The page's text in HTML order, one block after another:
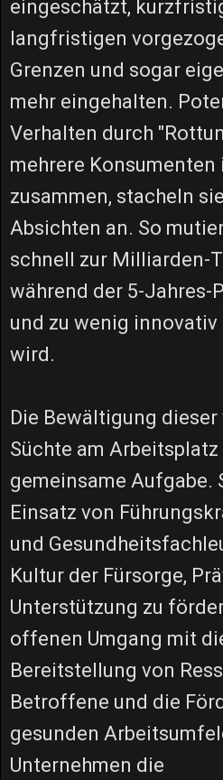
eingeschätzt,
langfristigen
Grenzen und sogar
mehr eingehalten.
Verhalten durch
mehrere
zusammen, stacheln
Absichten an. So
schnell zur Milliarden-
während der 5-Jahres-
und zu wenig
wird.
Die Bewältigung
Süchte am
gemeinsame Aufgabe.
Einsatz von
und
Kultur der Fürsorge,
Unterstützung zu
offenen Umgang mit
Bereitstellung von
Betroffene und die
gesunden
Unternehmen die